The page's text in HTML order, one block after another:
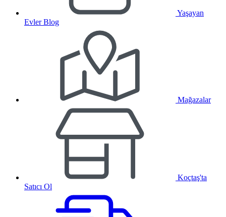
Yaşayan
Evler Blog
Mağazalar
Koçtaş'ta
Satıcı Ol